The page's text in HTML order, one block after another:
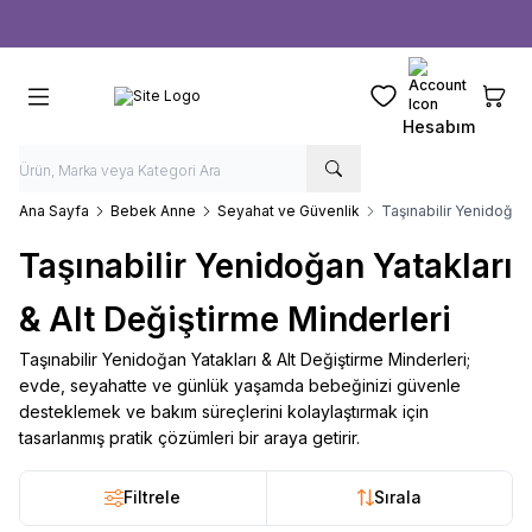
Favorilerim
Hesabım
Ana Sayfa Bebek Anne Seyahat ve Güvenlik Taşınabilir
Taşınabilir Yenidoğan Yatakları
& Alt Değiştirme Minderleri
Taşınabilir Yenidoğan Yatakları & Alt Değiştirme Minderleri;
evde, seyahatte ve günlük yaşamda bebeğinizi güvenle
desteklemek ve bakım süreçlerini kolaylaştırmak için
tasarlanmış pratik çözümleri bir araya getirir.
Filtrele Sırala
2